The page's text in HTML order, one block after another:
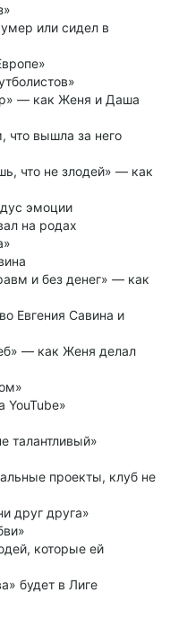
или сидел в
— как Женя и Даша
что вышла за него
что не злодей» — как
эмоции
на родах
и без денег» — как
Евгения Савина и
— как Женя делал
YouTube»
талантливый»
проекты, клуб не
друг друга»
которые ей
будет в Лиге